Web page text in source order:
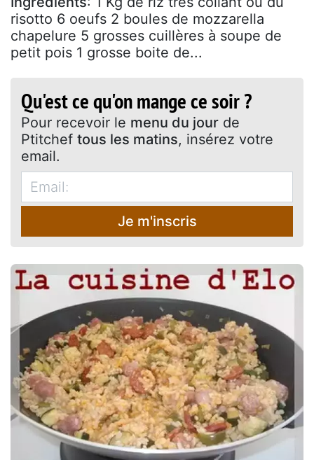
risotto 6 oeufs 2 boules de mozzarella
chapelure 5 grosses cuillères à soupe de
petit pois 1 grosse boite de...
Qu'est ce qu'on mange ce soir ?
Pour recevoir le menu du jour de
Ptitchef tous les matins, insérez votre
email.
Je m'inscris